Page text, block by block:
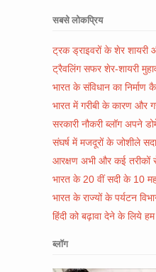
सबसे लोकप्रिय
ट्रक ड्राइवरों के शेर शायरी
ट्रैवलिंग सफर शेर-शायरी
भारत के संविधान का
भारत में गरीबी के कारण और
सरकारी नौकरी ब्लॉग अपने
संघर्ष में मजदूरों के जोशीले
आरक्षण अभी और कई तरीकों
भारत के 20 वीं सदी के 10
भारत के राज्यों के पर्यटन
हिंदी को बढ़ावा देने के लिये
ब्लॉग